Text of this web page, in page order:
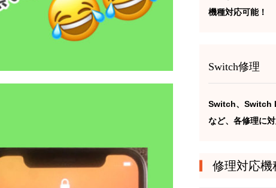
機種対応可能！
Switch修理
Switch、Switch
など、各修理に対
修理対応機